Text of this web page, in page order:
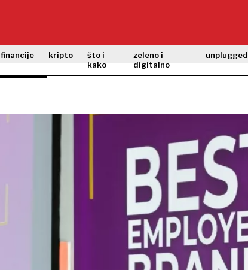
financije kripto
što i
kako
zeleno i
digitalno
unplugged